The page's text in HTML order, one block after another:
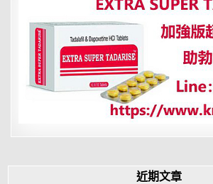
家
可
以
做
什
麼？
這
樣
做，
創
加
近期文章